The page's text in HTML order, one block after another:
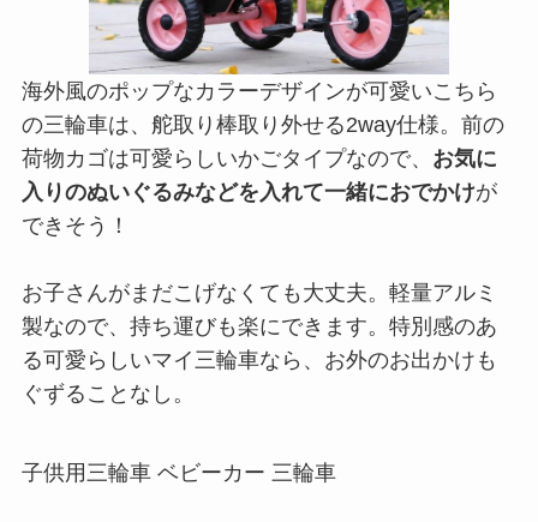
海外風のポップなカラーデザインが可愛いこちら
の三輪車は、舵取り棒取り外せる2way仕様。前の
荷物カゴは可愛らしいかごタイプなので、 お気に
入りのぬいぐるみなどを入れて一緒におでかけが
できそう！
お子さんがまだこげなくても大丈夫。軽量アルミ
製なので、持ち運びも楽にできます。特別感のあ
る可愛らしいマイ三輪車なら、お外のお出かけも
ぐずることなし。
子供用三輪車 ベビーカー 三輪車